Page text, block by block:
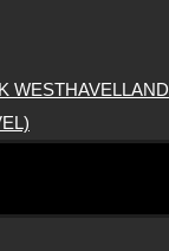
WESTHAVELLAND